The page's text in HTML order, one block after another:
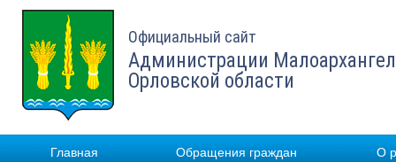
Официальный сайт
Администрации
Орловской области
Главная Обращения граждан О